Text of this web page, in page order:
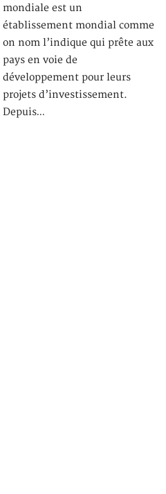
mondiale est un
établissement mondial comme
on nom l’indique qui prête aux
pays en voie de
développement pour leurs
projets d’investissement.
Depuis…